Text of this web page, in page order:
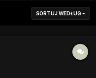
SORTUJ WEDŁUG